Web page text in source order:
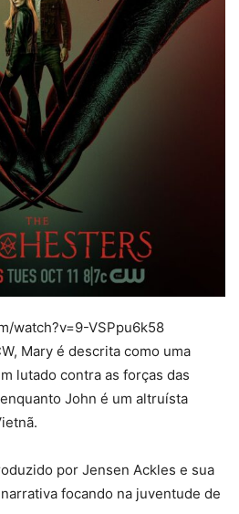
watch?v=9-VSPpu6k58
Mary é descrita como uma
lutado contra as forças das
John é um altruísta
por Jensen Ackles e sua
focando na juventude de